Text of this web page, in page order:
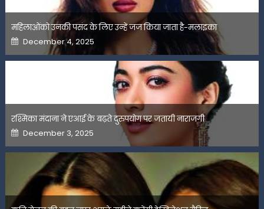
महिलाओंको उनकी पसंद के लिए उन्हें जज किया जाता है-मलाइका
Posted
on
December 4, 2025
रश्मिका मंदाना ने एआई के बढ़ते दुरुपयोग पर जतायी नाराजगी
Posted
on
December 3, 2025